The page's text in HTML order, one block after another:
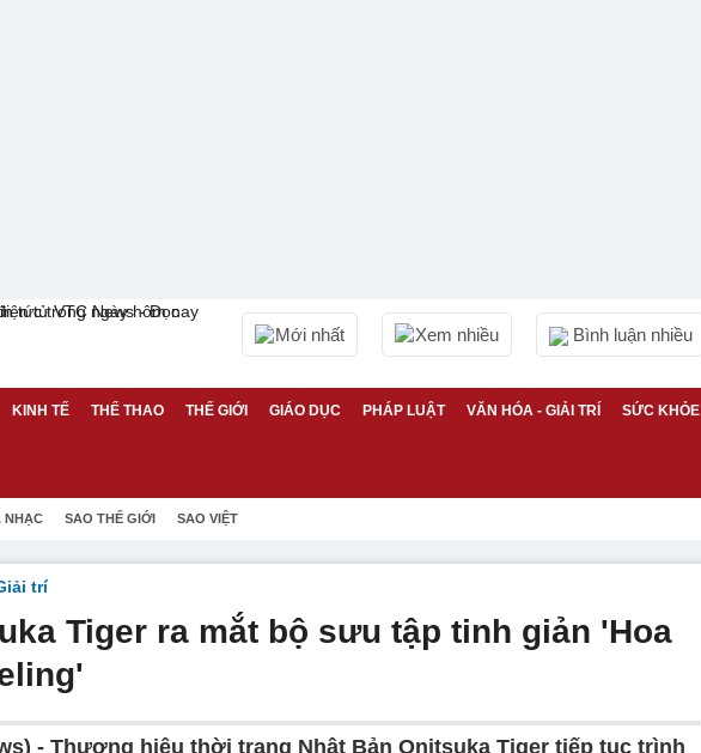
Mới nhất Xem nhiều Bình luận nhiều
KINH TẾ THỂ THAO THẾ GIỚI GIÁO DỤC PHÁP LUẬT VĂN HÓA - GIẢI TRÍ SỨC KHỎE
NHẠC SAO THẾ GIỚI SAO VIỆT
trí
Tiger ra mắt bộ sưu tập tinh giản 'Hoa
- Thương hiệu thời trang Nhật Bản Onitsuka Tiger tiếp tục trình